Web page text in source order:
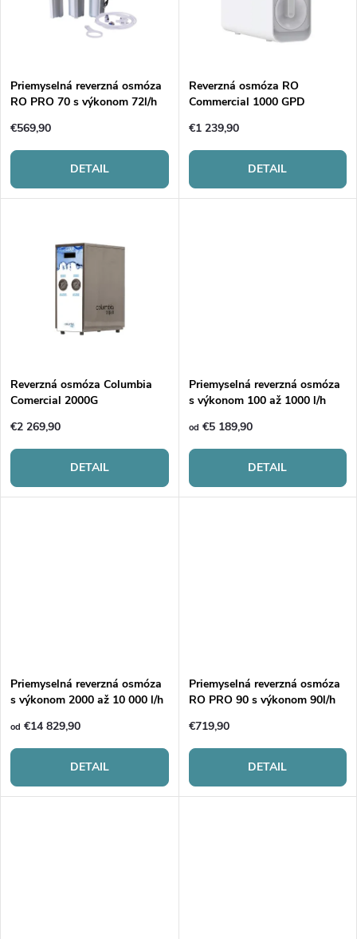
e
p
r
t
o
v
s
p
r
o
o
v
Priemyselná reverzná osmóza
RO PRO 70 s výkonom 72l/h
€569,90
DETAIL
Reverzná osmóza RO
Commercial 1000 GPD
€1 239,90
DETAIL
Reverzná osmóza Columbia
Comercial 2000G
€2 269,90
DETAIL
Priemyselná reverzná osmóza
s výkonom 100 až 1000 l/h
od €5 189,90
DETAIL
Priemyselná reverzná osmóza
s výkonom 2000 až 10 000 l/h
od €14 829,90
DETAIL
Priemyselná reverzná osmóza
RO PRO 90 s výkonom 90l/h
€719,90
DETAIL